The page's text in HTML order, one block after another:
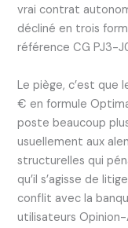
vrai contrat
décliné en trois
référence CG PJ3-
Le piège, c’est que
€ en formule
poste beaucoup
usuellement aux
structurelles qui
qu’il s’agisse de
conflit avec la
utilisateurs Opinion-